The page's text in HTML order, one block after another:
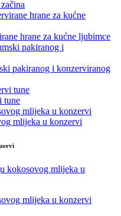
hrane za kućne ljubimce
pakiranog i konzerviranog
tune
mlijeka u konzervi